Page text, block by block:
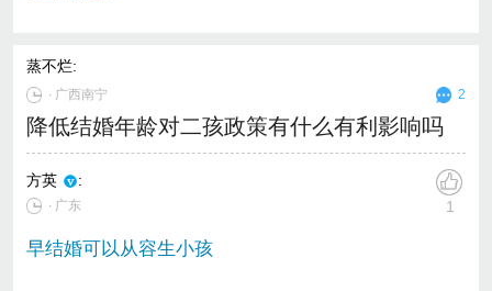
蒸不烂:
∙ 广西南宁 2
降低结婚年龄对二孩政策有什么有利影响吗
方英 :
∙ 广东 1
早结婚可以从容生小孩